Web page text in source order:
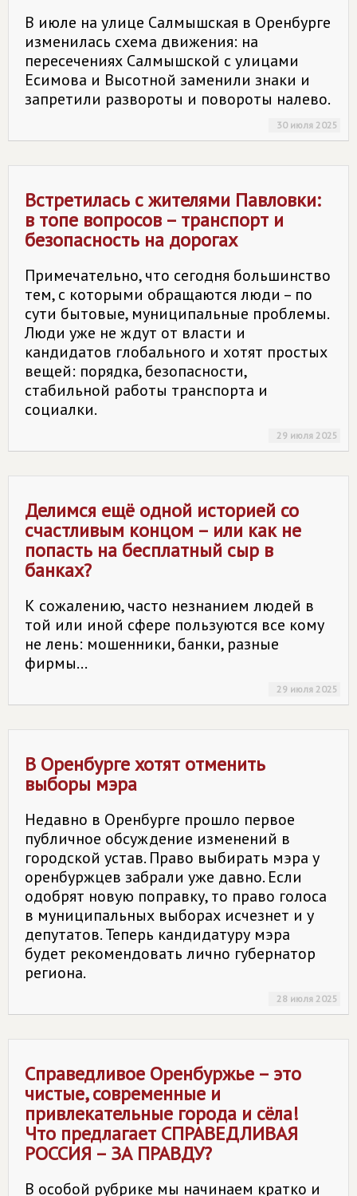
В июле на улице Салмышская в Оренбурге
изменилась схема движения: на
пересечениях Салмышской с улицами
Есимова и Высотной заменили знаки и
запретили развороты и повороты налево.
30 июля 2025
Встретилась с жителями Павловки:
в топе вопросов – транспорт и
безопасность на дорогах
Примечательно, что сегодня большинство
тем, с которыми обращаются люди – по
сути бытовые, муниципальные проблемы.
Люди уже не ждут от власти и
кандидатов глобального и хотят простых
вещей: порядка, безопасности,
стабильной работы транспорта и
социалки.
29 июля 2025
Делимся ещё одной историей со
счастливым концом – или как не
попасть на бесплатный сыр в
банках?
К сожалению, часто незнанием людей в
той или иной сфере пользуются все кому
не лень: мошенники, банки, разные
фирмы...
29 июля 2025
В Оренбурге хотят отменить
выборы мэра
Недавно в Оренбурге прошло первое
публичное обсуждение изменений в
городской устав. Право выбирать мэра у
оренбуржцев забрали уже давно. Если
одобрят новую поправку, то право голоса
в муниципальных выборах исчезнет и у
депутатов. Теперь кандидатуру мэра
будет рекомендовать лично губернатор
региона.
28 июля 2025
Справедливое Оренбуржье – это
чистые, современные и
привлекательные города и сёла!
Что предлагает СПРАВЕДЛИВАЯ
РОССИЯ – ЗА ПРАВДУ?
В особой рубрике мы начинаем кратко и